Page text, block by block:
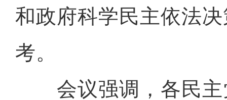
和政府科学民主依法
考。
会议强调，各民主